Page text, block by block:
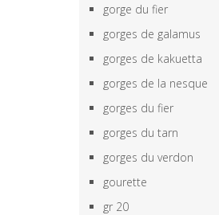
gorge du fier
gorges de galamus
gorges de kakuetta
gorges de la nesque
gorges du fier
gorges du tarn
gorges du verdon
gourette
gr 20